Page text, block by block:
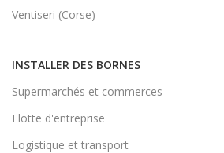
Ventiseri (Corse)
INSTALLER DES BORNES
Supermarchés et commerces
Flotte d'entreprise
Logistique et transport